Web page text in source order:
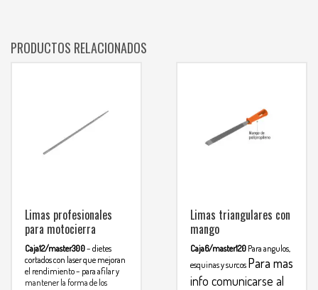
PRODUCTOS RELACIONADOS
Limas profesionales
para motocierra
Caja12/master300– dietes
cortados con laser que mejoran
el rendimiento– para afilar y
mantener la forma de los
Limas triangulares con
mango
Caja6/master120 Para angulos,
esquinas y surcos Para mas
info comunicarse al